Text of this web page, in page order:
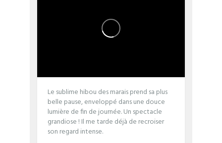
Le sublime hibou des marais prend sa plus
belle pause, enveloppé dans une douce
lumière de fin de journée. Un spectacle
grandiose ! Il me tarde déjà de recroiser
son regard intense.